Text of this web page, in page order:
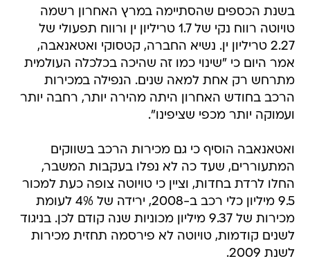
בשנת הכספים שהסתיימה במרץ האחרון רשמה
טויוטה רווח נקי של 1.7 טריליון ין ורווח תפעולי של
2.27 טריליון ין. נשיא החברה, קטסוקי ואטאנאבה,
אמר היום כי "שינוי כמו זה שהיכה בכלכלה העולמית
מתרחש רק אחת למאה שנים. הנפילה במכירות
הרכב בחודש האחרון היתה מהירה יותר, רחבה יותר
ועמוקה יותר מכפי שציפינו".
ואטאנאבה הוסיף כי גם מכירות הרכב בשווקים
המתעוררים, שעד כה לא נפלו בעקבות המשבר,
החלו לרדת בחדות, וציין כי טויוטה צופה כעת למכור
9.5 מיליון כלי רכב ב-2008, ירידה של 4% לעומת
מכירות של 9.37 מיליון מכוניות שנה קודם לכן. בניגוד
לשנים קודמות, טויוטה לא פירסמה תחזית מכירות
לשנת 2009.